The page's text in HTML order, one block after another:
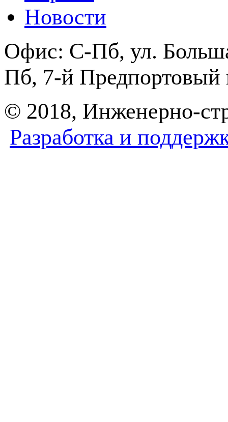
Новости
Офис: С-Пб, ул.
Пб, 7-й Предпортовый
© 2018, Инженерно-
Разработка и